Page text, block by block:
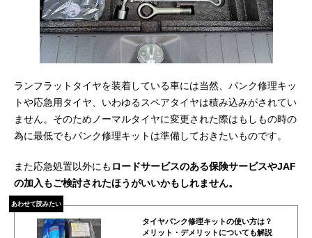
ランフラットタイヤを装着している車には当然、パンク修理キッ
トや応急用タイヤ、いわゆるスペアタイヤは積み込みがされてい
ません。そのためノーマルタイヤに変更された際はもしもの時の
為に最低でもパンク修理キットは準備しておきたいものです。
また応急処置以外にも ロードサービスのある保険サービスやJAF
の加入もご検討されたほうがいいかもしれません。
あわせて読みたい
タイヤパンク修理キットの使い方は？
メリット・デメリットについても解説